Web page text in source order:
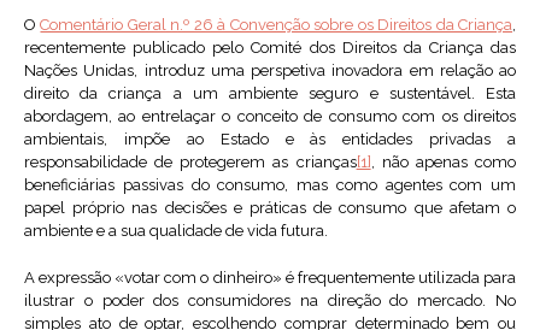
OComentário Geral n.º 26 à Convenção sobre os Direitos da Criança,
recentemente publicado pelo Comité dos Direitos da Criança das
Nações Unidas, introduz uma perspetiva inovadora em relação ao
direito da criança a um ambiente seguro e sustentável. Esta
abordagem, ao entrelaçar o conceito de consumo com os direitos
ambientais, impõe ao Estado e às entidades privadas a
responsabilidade de protegerem as crianças[1] , não apenas como
beneficiárias passivas do consumo, mas como agentes com um
papel próprio nas decisões e práticas de consumo que afetam o
ambiente e a sua qualidade de vida futura.
A expressão «votar com o dinheiro» é frequentemente utilizada para
ilustrar o poder dos consumidores na direção do mercado. No
simples ato de optar, escolhendo comprar determinado bem ou